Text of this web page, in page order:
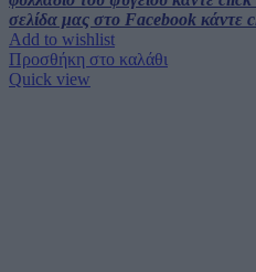
σελίδα μας στο Facebook κάντε
Add to wishlist
Προσθήκη στο καλάθι
Quick view